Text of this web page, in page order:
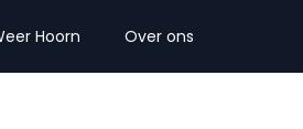
Hoorn Over ons